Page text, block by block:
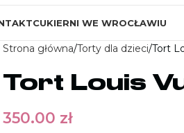
CUKIERNI WE WROCŁAWIU
Strona główna Torty dla dzieci Tort
Tort Louis
350.00 zł